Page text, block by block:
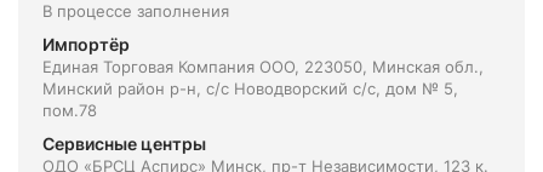
В процессе заполнения
Импортёр
Единая Торговая Компания ООО, 223050, Минская обл.,
Минский район р-н, с/с Новодворский с/с, дом № 5,
пом.78
Сервисные центры
ОДО «БРСЦ Аспирс» Минск, пр-т Независимости, 123 к.